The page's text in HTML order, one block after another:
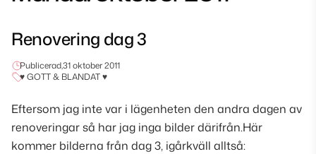
Renovering dag 3
Publicerad,31 oktober 2011
♥ GOTT & BLANDAT ♥
Eftersom jag inte var i lägenheten den andra dagen av
renoveringar så har jag inga bilder därifrån.Här
kommer bilderna från dag 3, igårkväll alltså: